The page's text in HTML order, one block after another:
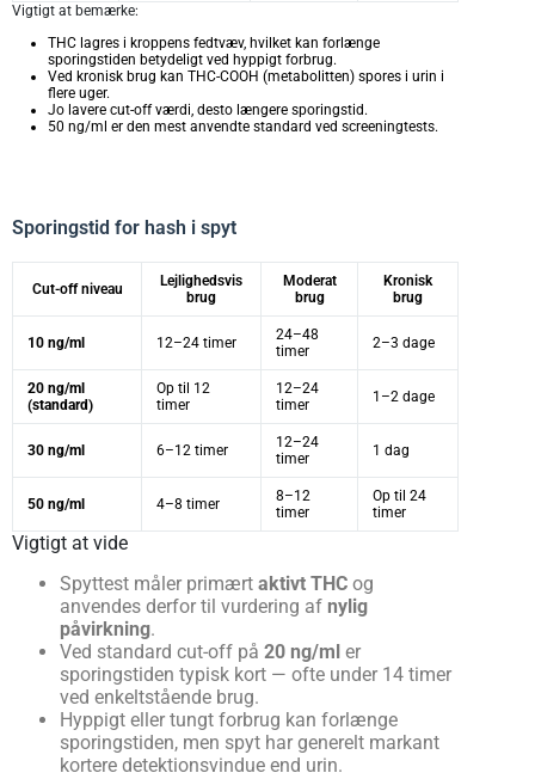
Vigtigt at bemærke:
THC lagres i kroppens fedtvæv, hvilket kan forlænge
sporingstiden betydeligt ved hyppigt forbrug.
Ved kronisk brug kan THC-COOH (metabolitten) spores i urin i
flere uger.
Jo lavere cut-off værdi, desto længere sporingstid.
50 ng/ml er den mest anvendte standard ved screeningtests.
Sporingstid for hash i spyt
Cut-off niveau
Lejlighedsvis
brug
Moderat
brug
Kronisk
brug
10 ng/ml 12–24 timer
24–48
timer
2–3 dage
20 ng/ml
(standard)
Op til 12
timer
12–24
timer
1–2 dage
30 ng/ml 6–12 timer
12–24
timer
1 dag
50 ng/ml 4–8 timer
8–12
timer
Op til 24
timer
Vigtigt at vide
Spyttest måler primært aktivt THC og
anvendes derfor til vurdering af nylig
påvirkning.
Ved standard cut-off på 20 ng/ml er
sporingstiden typisk kort — ofte under 14 timer
ved enkeltstående brug.
Hyppigt eller tungt forbrug kan forlænge
sporingstiden, men spyt har generelt markant
kortere detektionsvindue end urin.